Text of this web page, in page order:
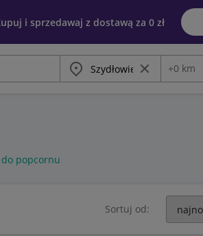
i sprzedawaj z dostawą za 0 zł
Miasto Wyczyść frazę
+0 km
popcornu
Sortuj od: